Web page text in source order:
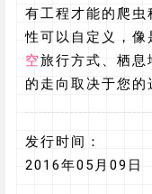
有工程才能的爬
性可以自定义，像
空旅行方式、栖息
的走向取决于您的
发行时间：
2016年05月09日